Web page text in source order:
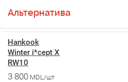
Альтернатива
Hankook
Winter i*cept X
RW10
3 800 MDL/шт